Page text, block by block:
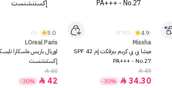
4.9
(2763)
Missha
ميشا بي بي كريم بيرفكت إم SPF 42
PA+++ - No.27
49

34.30

-30%
5.0
(1)
LOreal Paris
لوريال باريس ماسكارا
إكستنشنست
60

42

-30%